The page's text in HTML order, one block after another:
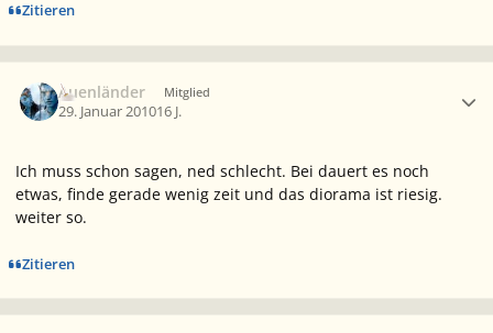
Zitieren
Auenländer Mitglied
29. Januar 201016 J.
Ich muss schon sagen, ned schlecht. Bei dauert es noch
etwas, finde gerade wenig zeit und das diorama ist riesig.
weiter so.
Zitieren